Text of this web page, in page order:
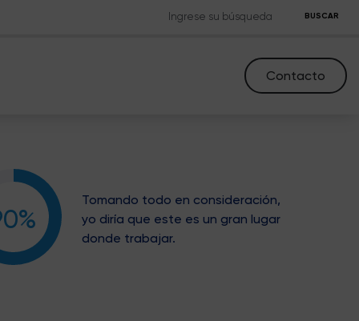
BUSCAR
Contacto
Tomando todo en consideración,
yo diría que este es un gran lugar
donde trabajar.